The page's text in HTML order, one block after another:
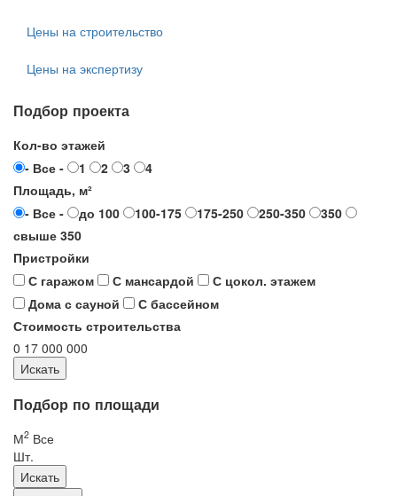
Цены на строительство
Цены на экспертизу
Подбор проекта
Кол-во этажей
- Все -
1 2 3
4
Площадь, м²
- Все -
до 100 100-175 175-250 250-350
350
свыше 350
Пристройки
С гаражом
С мансардой
С цокол. этажем
Дома с сауной
С бассейном
Стоимость строительства
0 17 000 000
Подбор по площади
М2 Все
Шт.